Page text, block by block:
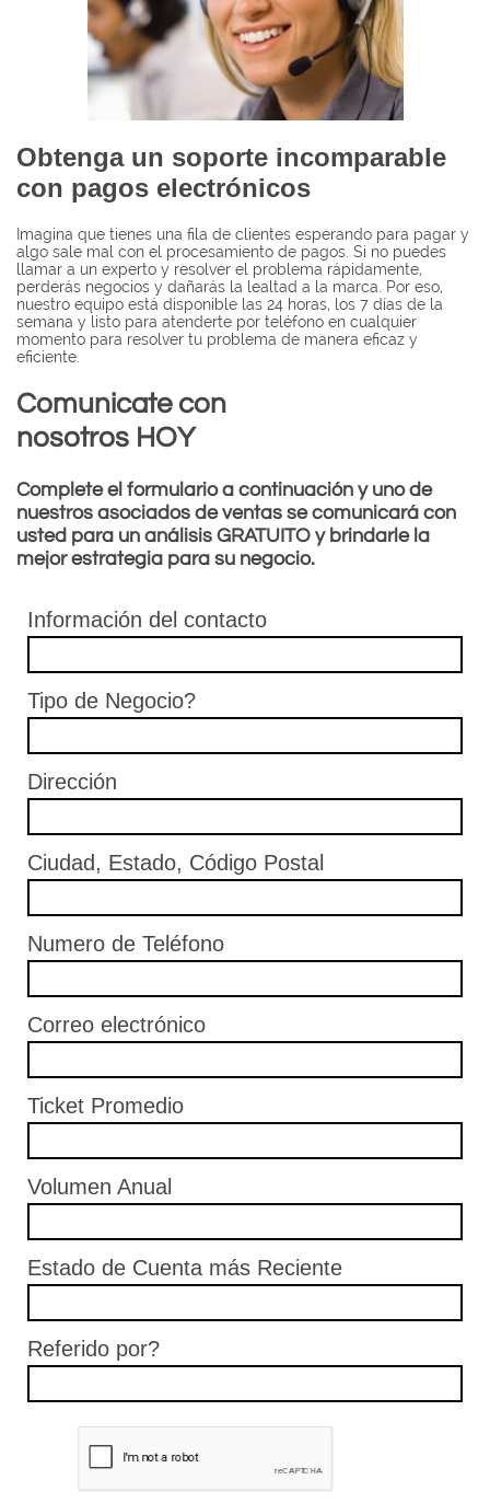
Obtenga un soporte incomparable
con pagos electrónicos
Imagina que tienes una fila de clientes esperando para pagar y
algo sale mal con el procesamiento de pagos. Si no puedes
llamar a un experto y resolver el problema rápidamente,
perderás negocios y dañarás la lealtad a la marca. Por eso,
nuestro equipo está disponible las 24 horas, los 7 días de la
semana y listo para atenderte por teléfono en cualquier
momento para resolver tu problema de manera eficaz y
eficiente.
Comunicate con
nosotros HOY
Complete el formulario a continuación y uno de
nuestros asociados de ventas se comunicará con
usted para un análisis GRATUITO y brindarle la
mejor estrategia para su negocio.
Información del contacto
Tipo de Negocio?
Dirección
Ciudad, Estado, Código Postal
Numero de Teléfono
Correo electrónico
Ticket Promedio
Volumen Anual
Estado de Cuenta más Reciente
Referido por?